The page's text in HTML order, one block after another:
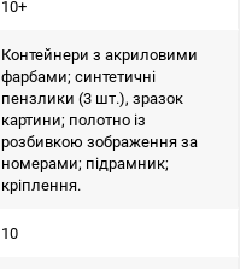
10+
Контейнери з акриловими
фарбами; синтетичні
пензлики (3 шт.), зразок
картини; полотно із
розбивкою зображення за
номерами; підрамник;
кріплення.
10